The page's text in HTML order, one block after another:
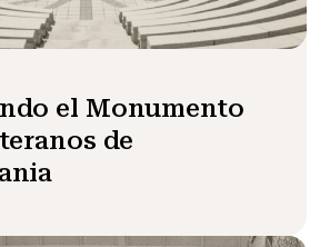
el Monumento
de